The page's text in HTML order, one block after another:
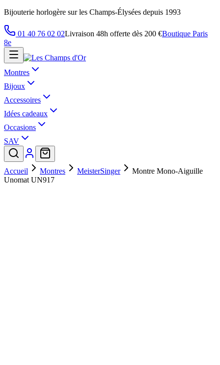
Bijouterie horlogère sur les Champs-Élysées depuis 1993
01 40 76 02 02Livraison 48h offerte dès 200 €Boutique Paris
8e
Montres
Bijoux
Accessoires
Idées cadeaux
Occasions
SAV
Accueil Montres MeisterSinger
Montre Mono-Aiguille
Unomat UN917